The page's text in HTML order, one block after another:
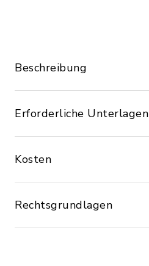
Beschreibung
Erforderliche Unterlagen
Kosten
Rechtsgrundlagen